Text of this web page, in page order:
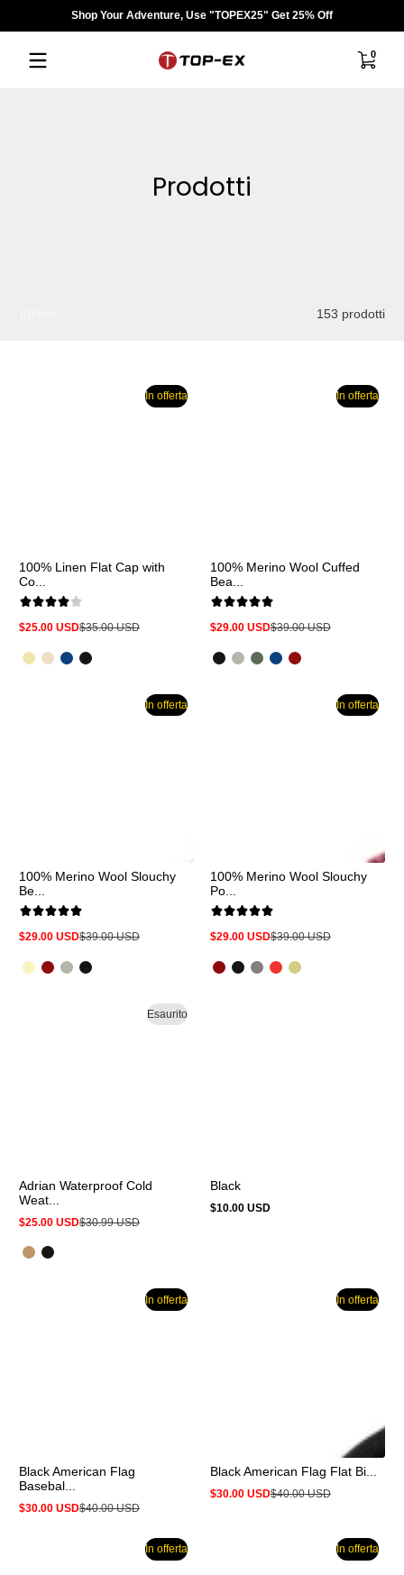
Salta al contenutoShop Your Adventure, Use "TOPEX25" Get 25% Off
00
Prodotti
153 prodotti
In offerta
100% Linen Flat Cap with
Co...
Prezzo
offerta
$25.00 USD
Prezzo
$35.00 USD
In offerta
100% Merino Wool Cuffed
Bea...
Prezzo
offerta
$29.00 USD
Prezzo
$39.00 USD
In offerta
100% Merino Wool Slouchy
Be...
Prezzo
offerta
$29.00 USD
Prezzo
$39.00 USD
In offerta
100% Merino Wool Slouchy
Po...
Prezzo
offerta
$29.00 USD
Prezzo
$39.00 USD
Esaurito
Adrian Waterproof Cold
Weat...
Prezzo
offerta
$25.00 USD
Prezzo
$30.99 USD
Black
Prezzo
$10.00 USD
In offerta
Black American Flag
Basebal...
Prezzo
$30.00 USD
Prezzo
$40.00 USD
In offerta
Black American Flag Flat Bi...
Prezzo
$30.00 USD
Prezzo
$40.00 USD
In offerta In offerta